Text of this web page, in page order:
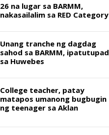
26 na lugar sa BARMM,
nakasailalim sa RED Category
Unang tranche ng dagdag
sahod sa BARMM, ipatutupad
sa Huwebes
College teacher, patay
matapos umanong bugbugin
ng teenager sa Aklan